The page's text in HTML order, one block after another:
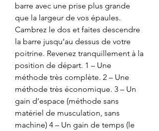
barre avec une prise plus grande
que la largeur de vos épaules.
Cambrez le dos et faites descendre
la barre jusqu’au dessus de votre
poitrine. Revenez tranquillement à la
position de départ. 1 – Une
méthode très complète. 2 – Une
méthode très économique. 3 – Un
gain d’espace (méthode sans
matériel de musculation, sans
machine) 4 – Un gain de temps (le